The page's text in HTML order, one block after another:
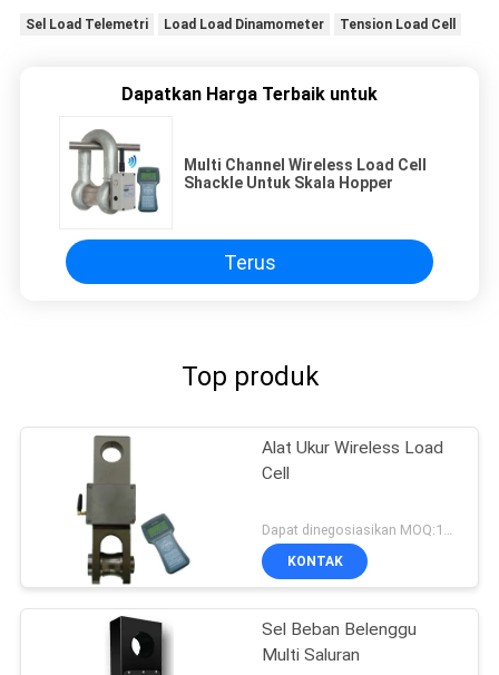
Sel Load Telemetri Load Load Dinamometer Tension Load Cell
Dapatkan Harga Terbaik untuk
Multi Channel Wireless Load Cell
Shackle Untuk Skala Hopper
Terus
Top produk
Alat Ukur Wireless Load
Cell
Dapat dinegosiasikan MOQ:1pcs
KONTAK
Sel Beban Belenggu
Multi Saluran